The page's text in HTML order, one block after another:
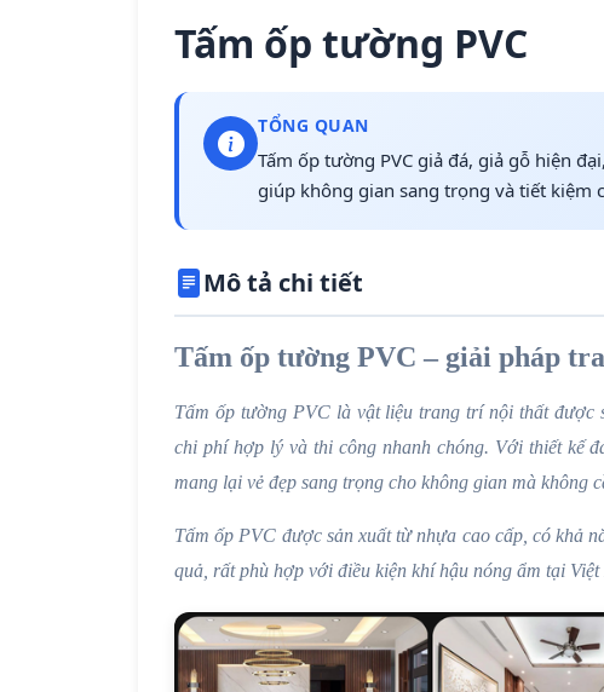
Tấm ốp tường PVC
TỔNG QUAN
Tấm ốp tường PVC giả đá, giả gỗ hiện
giúp không gian sang trọng và tiết kiệm
Mô tả chi tiết
Tấm ốp tường PVC – giải pháp
Tấm ốp tường PVC là vật liệu trang trí nội thất được
chi phí hợp lý và thi công nhanh chóng. Với thiết kế
mang lại vẻ đẹp sang trọng cho không gian mà không
Tấm ốp PVC được sản xuất từ nhựa cao cấp, có khả
quả, rất phù hợp với điều kiện khí hậu nóng ẩm tại Việt